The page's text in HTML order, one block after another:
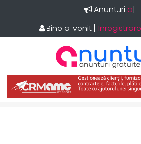
Anunturiimo
Bine ai venit
Inregistrare